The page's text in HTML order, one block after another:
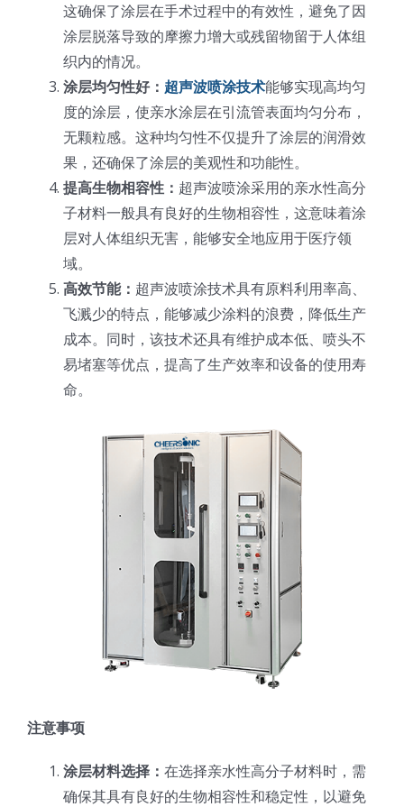
双进液
耐化学腐蚀的喷嘴
喷嘴兼容性
这确保了涂层在手术过程中的有效性，避免了因
涂层脱落导致的摩擦力增大或残留物留于人体组
织内的情况。
涂层均匀性好： 超声波喷涂技术能够实现高均匀
度的涂层，使亲水涂层在引流管表面均匀分布，
无颗粒感。这种均匀性不仅提升了涂层的润滑效
果，还确保了涂层的美观性和功能性。
提高生物相容性： 超声波喷涂采用的亲水性高分
子材料一般具有良好的生物相容性，这意味着涂
层对人体组织无害，能够安全地应用于医疗领
域。
高效节能： 超声波喷涂技术具有原料利用率高、
飞溅少的特点，能够减少涂料的浪费，降低生产
成本。同时，该技术还具有维护成本低、喷头不
易堵塞等优点，提高了生产效率和设备的使用寿
命。
注意事项
涂层材料选择： 在选择亲水性高分子材料时，需
确保其具有良好的生物相容性和稳定性，以避免